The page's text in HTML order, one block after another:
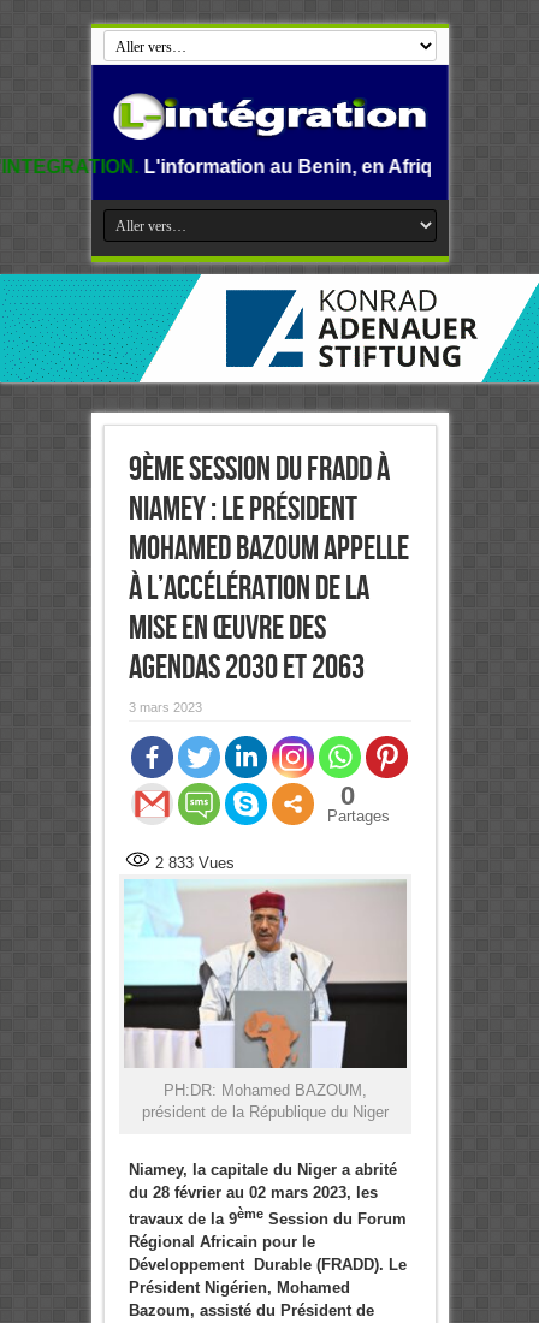
au Benin, en Afrique et dans le monde.
9ème Session du FRADD à
Niamey : Le président
Mohamed Bazoum appelle
à l’accélération de la
mise en œuvre des
agendas 2030 et 2063
3 mars 2023
0
Partages
2 833Vues
PH:DR: Mohamed BAZOUM,
président de la République du Niger
Niamey, la capitale du Niger a abrité
du 28 février au 02 mars 2023, les
travaux de la 9èmeSession du Forum
Régional Africain pour le
Développement Durable (FRADD). Le
Président Nigérien, Mohamed
Bazoum, assisté du Président de